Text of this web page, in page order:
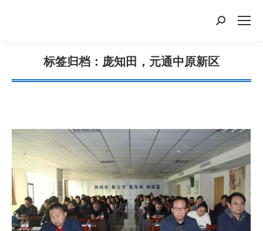
搜
标签归档： 庞知田，元通中原新区
您在这里：